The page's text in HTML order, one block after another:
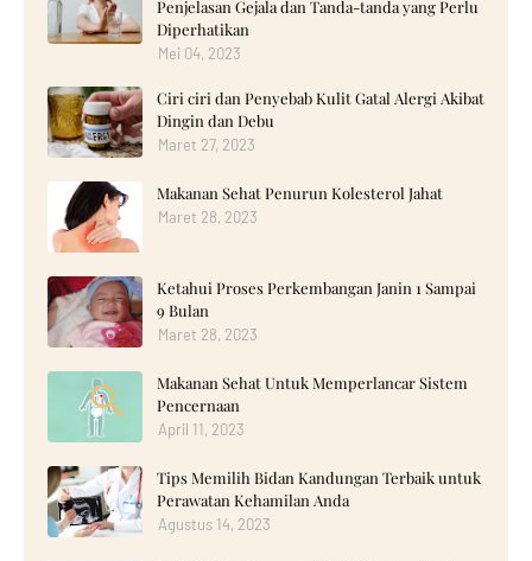
Penjelasan Gejala dan Tanda-tanda yang Perlu
Diperhatikan
Mei 04, 2023
Ciri ciri dan Penyebab Kulit Gatal Alergi Akibat
Dingin dan Debu
Maret 27, 2023
Makanan Sehat Penurun Kolesterol Jahat
Maret 28, 2023
Ketahui Proses Perkembangan Janin 1 Sampai
9 Bulan
Maret 28, 2023
Makanan Sehat Untuk Memperlancar Sistem
Pencernaan
April 11, 2023
Tips Memilih Bidan Kandungan Terbaik untuk
Perawatan Kehamilan Anda
Agustus 14, 2023